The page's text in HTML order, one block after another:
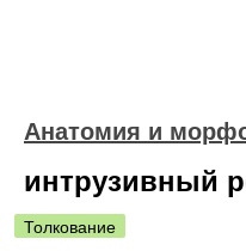
Анатомия и
интрузивный
Толкование